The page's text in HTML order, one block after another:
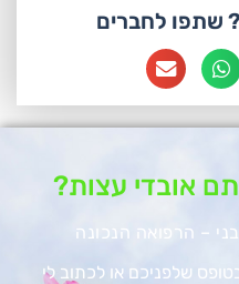
שתפו לחברים
אובדי עצות?
– הרפואה הנכונה
שלפניכם או לכתוב לי